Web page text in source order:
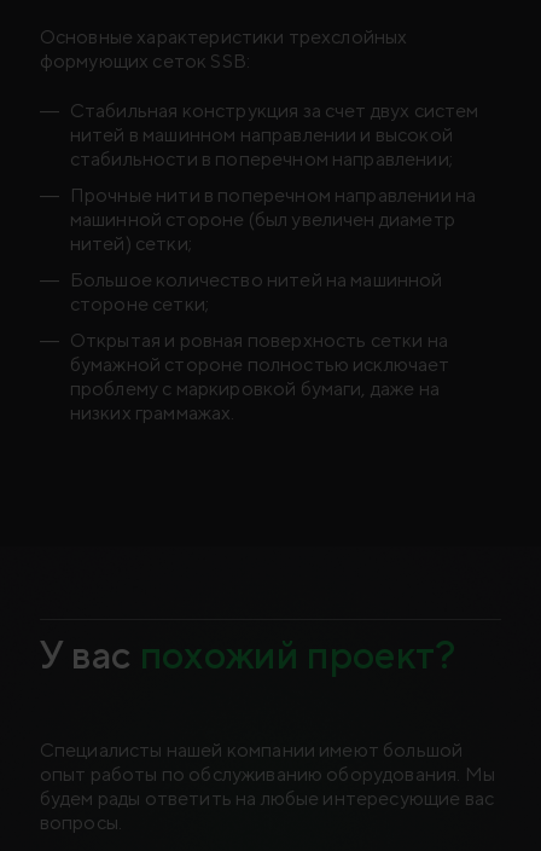
Основные характеристики трехслойных
формующих сеток SSB:
Стабильная конструкция за счет двух систем
нитей в машинном направлении и высокой
стабильности в поперечном направлении;
Прочные нити в поперечном направлении на
машинной стороне (был увеличен диаметр
нитей) сетки;
Большое количество нитей на машинной
стороне сетки;
Открытая и ровная поверхность сетки на
бумажной стороне полностью исключает
проблему с маркировкой бумаги, даже на
низких граммажах.
У вас похожий проект?
Специалисты нашей компании имеют большой
опыт работы по обслуживанию оборудования. Мы
будем рады ответить на любые интересующие вас
вопросы.